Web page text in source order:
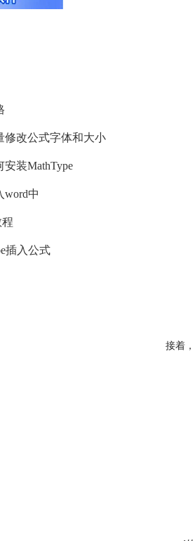
修改公式字体和大小
安装MathType
word中
插入公式
接着